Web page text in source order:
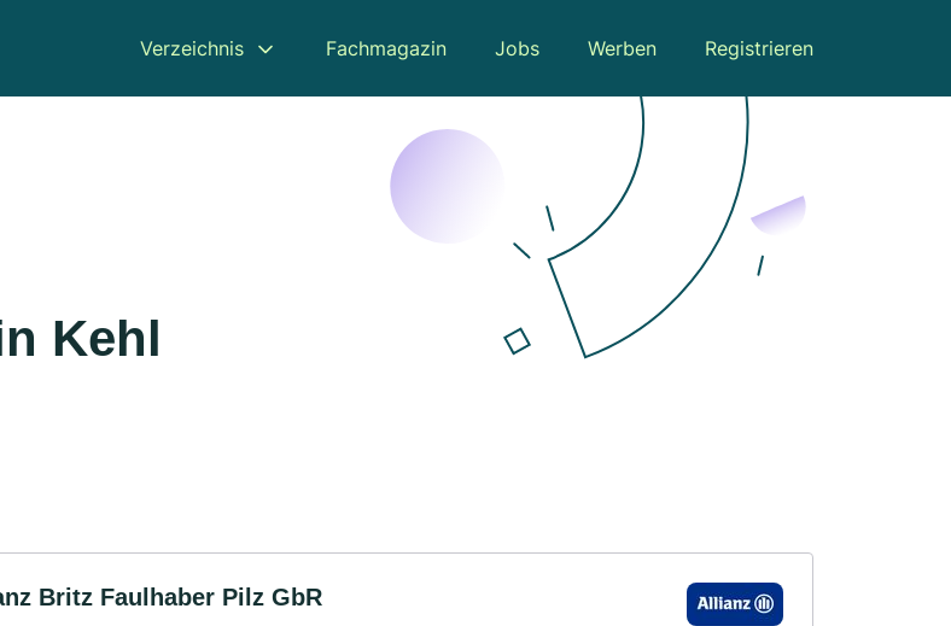
Verzeichnis Fachmagazin Jobs Werben Registrieren
Kehl
Britz Faulhaber Pilz GbR